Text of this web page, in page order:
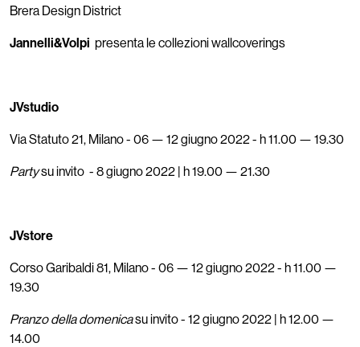
Brera Design District
Jannelli&Volpi presenta le collezioni wallcoverings
JVstudio
Via Statuto 21, Milano - 06 — 12 giugno 2022 - h 11.00 — 19.30
Partysu invito - 8 giugno 2022 | h 19.00 — 21.30
JVstore
Corso Garibaldi 81, Milano - 06 — 12 giugno 2022 - h 11.00 —
19.30
Pranzo della domenicasu invito - 12 giugno 2022 | h 12.00 —
14.00